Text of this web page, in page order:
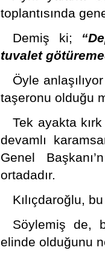
toplantısında
Demiş ki;
tuvalet
Öyle
taşeronu olduğu
Tek ayakta
devamlı
Genel
ortadadır.
Kılıçdaroğlu,
Söylemiş de,
elinde olduğunu